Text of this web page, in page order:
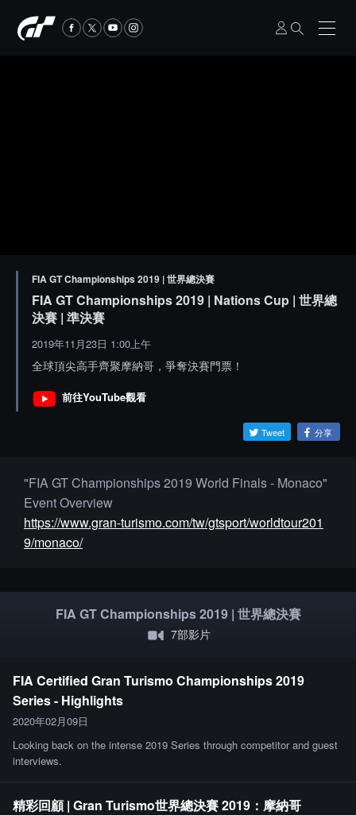
FIA GT Championships 2019 | 世界總決賽
FIA GT Championships 2019 | Nations Cup | 世界總
決賽 | 準決賽
2019年11月23日 1:00上午
全球頂尖高手齊聚摩納哥，爭奪決賽門票！
前往YouTube觀看
Tweet 分享
"FIA GT Championships 2019 World Finals - Monaco"
Event Overview
https://www.gran-turismo.com/tw/gtsport/worldtour201
9/monaco/
FIA GT Championships 2019 | 世界總決賽
7部影片
FIA Certified Gran Turismo Championships 2019
Series - Highlights
2020年02月09日
Looking back on the intense 2019 Series through competitor and guest
interviews.
精彩回顧 | Gran Turismo世界總決賽 2019：摩納哥